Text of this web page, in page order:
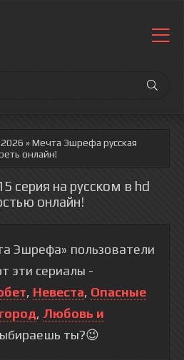
» Мечта Эшрефа русская
онлайн!
серия на русском в hd
онлайн!
Эшрефа» пользователи
эти сериалы -
, Невеста, Опасные
, Любовь и
ты?😉